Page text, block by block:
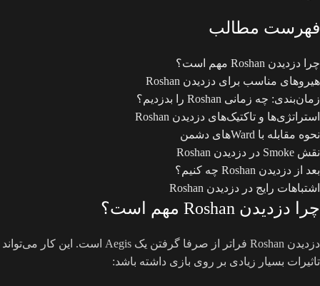
فهرست مطالب
چرا دزدیدن Roshan مهم است؟
هیروهای مناسب برای دزدیدن Roshan
زمان‌بندی: چه زمانی Roshan را بدزدیم؟
استراتژی‌ها و تاکتیک‌های دزدیدن Roshan
نحوه مقابله با Wardهای دشمن
نقش Smoke در دزدیدن Roshan
بعد از دزدیدن Roshan چه کنیم؟
اشتباهات رایج در دزدیدن Roshan
چرا دزدیدن Roshan مهم است؟
دزدیدن Roshan فراتر از صرفا گرفتن یک Aegis است. این کار می‌تواند
تاثیرات بسیار زیادی بر روی بازی داشته باشد: